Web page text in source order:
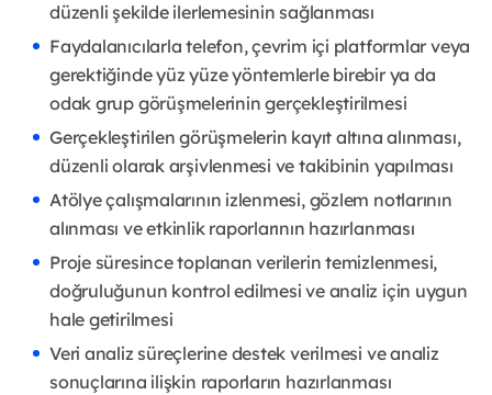
düzenli şekilde ilerlemesinin sağlanması
Faydalanıcılarla telefon, çevrim içi platformlar veya
gerektiğinde yüz yüze yöntemlerle birebir ya da
odak grup görüşmelerinin gerçekleştirilmesi
Gerçekleştirilen görüşmelerin kayıt altına alınması,
düzenli olarak arşivlenmesi ve takibinin yapılması
Atölye çalışmalarının izlenmesi, gözlem notlarının
alınması ve etkinlik raporlarının hazırlanması
Proje süresince toplanan verilerin temizlenmesi,
doğruluğunun kontrol edilmesi ve analiz için uygun
hale getirilmesi
Veri analiz süreçlerine destek verilmesi ve analiz
sonuçlarına ilişkin raporların hazırlanması